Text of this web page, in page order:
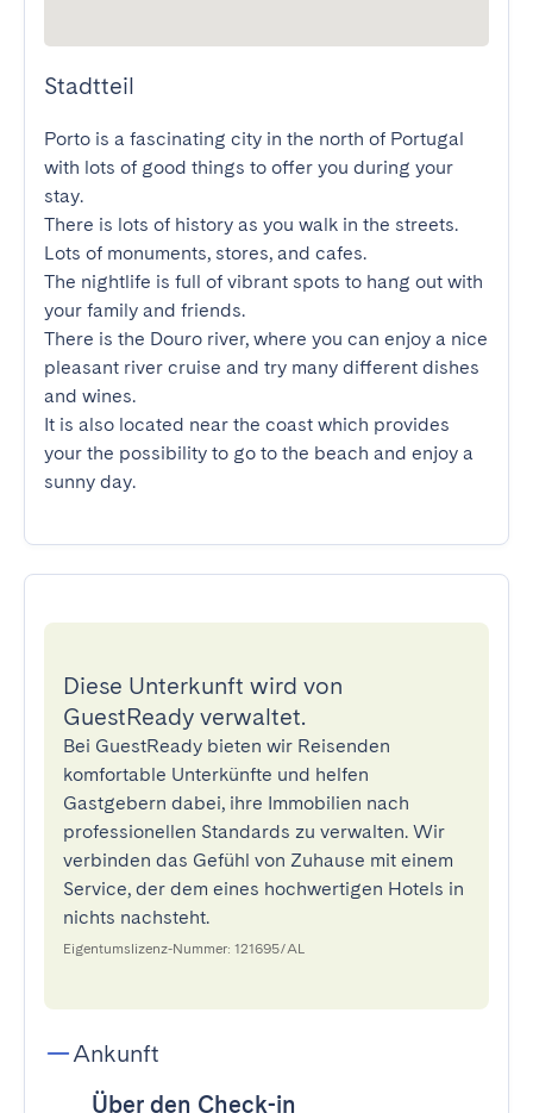
Stadtteil
Porto is a fascinating city in the north of Portugal
with lots of good things to offer you during your
stay.
There is lots of history as you walk in the streets.
Lots of monuments, stores, and cafes.
The nightlife is full of vibrant spots to hang out with
your family and friends.
There is the Douro river, where you can enjoy a nice
pleasant river cruise and try many different dishes
and wines.
It is also located near the coast which provides
your the possibility to go to the beach and enjoy a
sunny day.
Diese Unterkunft wird von
GuestReady verwaltet.
Bei GuestReady bieten wir Reisenden
komfortable Unterkünfte und helfen
Gastgebern dabei, ihre Immobilien nach
professionellen Standards zu verwalten. Wir
verbinden das Gefühl von Zuhause mit einem
Service, der dem eines hochwertigen Hotels in
nichts nachsteht.
Eigentumslizenz-Nummer: 121695/AL
Ankunft
Über den Check-in